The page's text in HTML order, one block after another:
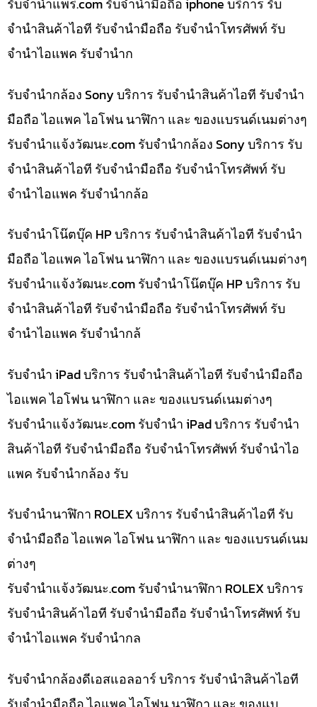
รับจํานําแพร่.com รับจำนำมือถือ iphone บริการ รับ
จำนำสินค้าไอที รับจำนำมือถือ รับจำนำโทรศัพท์ รับ
จำนำไอแพค รับจำนำก
รับจำนำกล้อง Sony บริการ รับจำนำสินค้าไอที รับจำนำ
มือถือ ไอแพค ไอโฟน นาฬิกา และ ของแบรนด์เนมต่างๆ
รับจํานําแจ้งวัฒนะ.com รับจำนำกล้อง Sony บริการ รับ
จำนำสินค้าไอที รับจำนำมือถือ รับจำนำโทรศัพท์ รับ
จำนำไอแพค รับจำนำกล้อ
รับจำนำโน๊ตบุ๊ค HP บริการ รับจำนำสินค้าไอที รับจำนำ
มือถือ ไอแพค ไอโฟน นาฬิกา และ ของแบรนด์เนมต่างๆ
รับจํานําแจ้งวัฒนะ.com รับจำนำโน๊ตบุ๊ค HP บริการ รับ
จำนำสินค้าไอที รับจำนำมือถือ รับจำนำโทรศัพท์ รับ
จำนำไอแพค รับจำนำกล้
รับจำนำ iPad บริการ รับจำนำสินค้าไอที รับจำนำมือถือ
ไอแพค ไอโฟน นาฬิกา และ ของแบรนด์เนมต่างๆ
รับจํานําแจ้งวัฒนะ.com รับจำนำ iPad บริการ รับจำนำ
สินค้าไอที รับจำนำมือถือ รับจำนำโทรศัพท์ รับจำนำไอ
แพค รับจำนำกล้อง รับ
รับจำนำนาฬิกา ROLEX บริการ รับจำนำสินค้าไอที รับ
จำนำมือถือ ไอแพค ไอโฟน นาฬิกา และ ของแบรนด์เนม
ต่างๆ
รับจํานําแจ้งวัฒนะ.com รับจำนำนาฬิกา ROLEX บริการ
รับจำนำสินค้าไอที รับจำนำมือถือ รับจำนำโทรศัพท์ รับ
จำนำไอแพค รับจำนำกล
รับจำนำกล้องดีเอสแอลอาร์ บริการ รับจำนำสินค้าไอที